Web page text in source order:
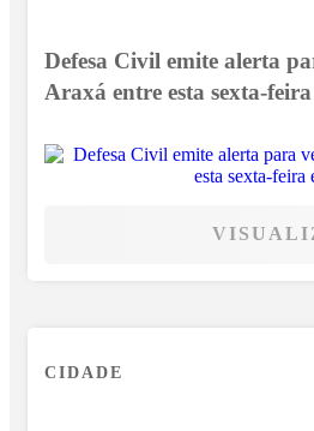
Defesa Civil emite alerta
Araxá entre esta sexta-feira
CIDADE